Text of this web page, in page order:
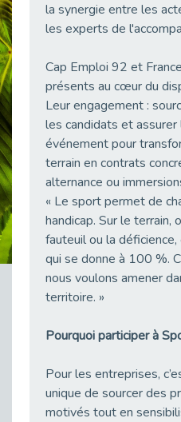
Publié le 20/04/2026
Publié le 20/04/2026
Publié le 20/04/2026
Publié le 13/04/2026
Publié le 13/04/2026
Publié le 11/04/2026
Publié le 11/04/2026
Publié le 11/04/2026
Publié le 11/04/2026
la synergie entre les
les experts de
Cap Emploi 92 et
présents au cœur du
Leur engagement :
les candidats et
événement pour
terrain en contrats
alternance ou
« Le sport permet de
handicap. Sur le terrain,
fauteuil ou la
qui se donne à 100 %.
nous voulons amener
territoire. »
Pourquoi participer à
Pour les entreprises,
unique de sourcer des
motivés tout en